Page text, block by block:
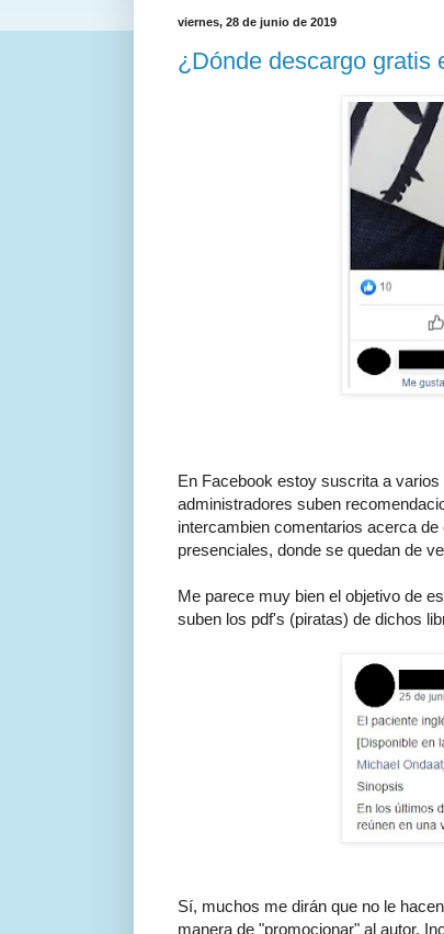
viernes, 28 de junio de 2019
¿Dónde descargo gratis
En Facebook estoy suscrita a
administradores suben
intercambien comentarios acerca
presenciales, donde se quedan de
Me parece muy bien el objetivo de
suben los pdf's (piratas) de dichos
Sí, muchos me dirán que no le
manera de "promocionar" al autor.